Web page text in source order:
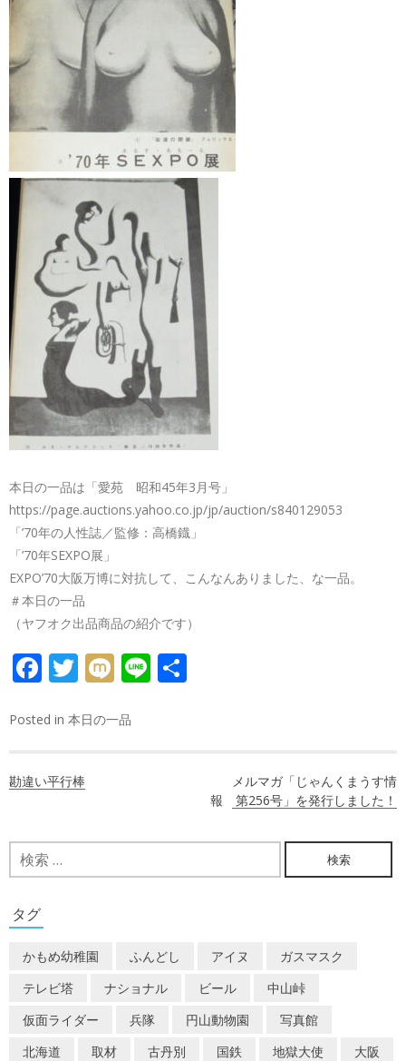
本日の一品は「愛苑 昭和45年3月号」
https://page.auctions.yahoo.co.jp/jp/auction/s840129053
「’70年の人性誌／監修：高橋鐡」
「’70年SEXPO展」
EXPO’70大阪万博に対抗して、こんなんありました、な一品。
＃本日の一品
（ヤフオク出品商品の紹介です）
FACEBOOK
TWITTER
MIXILINE
Posted in 本日の一品
ビ
ー
シ
ョ
ン
勘違い平行棒
メルマガ「じゃんくまうす情
報 第256号」を発行しました！
検
索:
タグ
かもめ幼稚園 ふんどし アイヌ
ガスマスク
テレビ塔
ナショナル ビール
中山峠
仮面ライダー
兵隊 円山動物園
写真館
北海道
取材 古丹別 国鉄 地獄大使
大阪